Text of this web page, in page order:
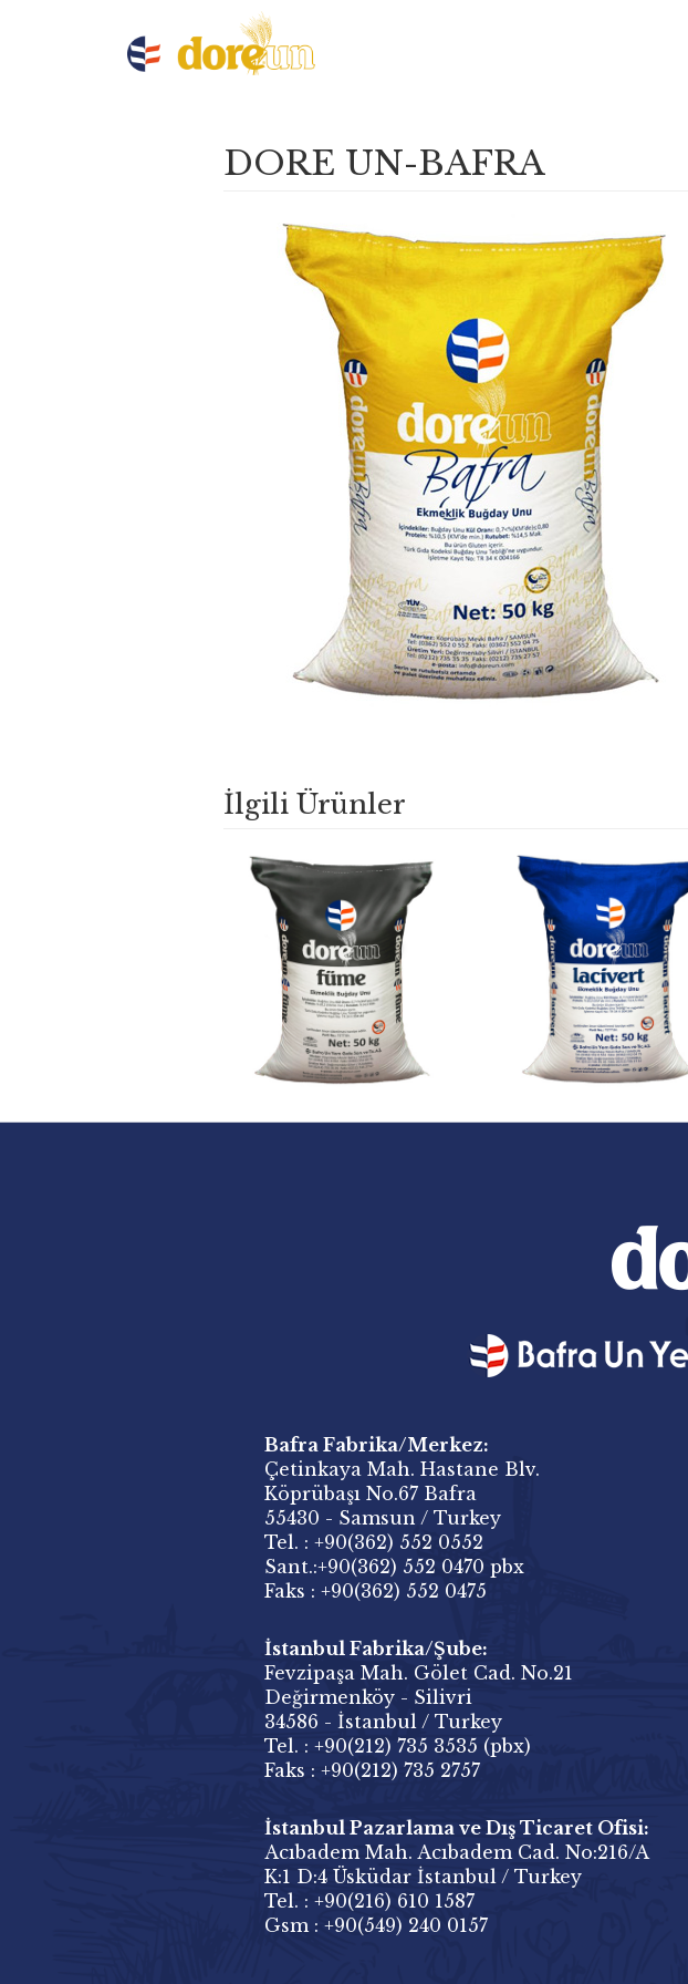
DORE UN-BAFRA
İlgili Ürünler
Bafra Fabrika/Merkez:
Çetinkaya Mah. Hastane Blv.
Köprübaşı No.67 Bafra
55430 - Samsun / Turkey
Tel. : +90(362) 552 0552
Sant.:+90(362) 552 0470 pbx
Faks : +90(362) 552 0475
İstanbul Fabrika/Şube:
Fevzipaşa Mah. Gölet Cad. No.21
Değirmenköy - Silivri
34586 - İstanbul / Turkey
Tel. : +90(212) 735 3535 (pbx)
Faks : +90(212) 735 2757
İstanbul Pazarlama ve Dış Ticaret Ofisi:
Acıbadem Mah. Acıbadem Cad. No:216/A
K:1 D:4 Üsküdar İstanbul / Turkey
Tel. : +90(216) 610 1587
Gsm : +90(549) 240 0157